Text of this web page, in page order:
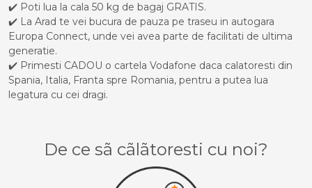
✔️ Poti lua la cala 50 kg de bagaj GRATIS.
✔️ La Arad te vei bucura de pauza pe traseu in autogara
Europa Connect, unde vei avea parte de facilitati de ultima
generatie.
✔️ Primesti CADOU o cartela Vodafone daca calatoresti din
Spania, Italia, Franta spre Romania, pentru a putea lua
legatura cu cei dragi.
De ce sã cãlãtoresti cu noi?